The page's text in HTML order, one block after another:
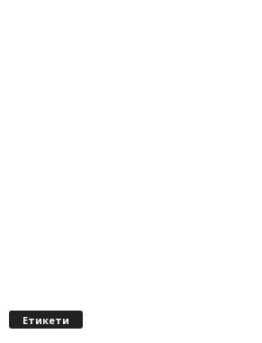
Етикети